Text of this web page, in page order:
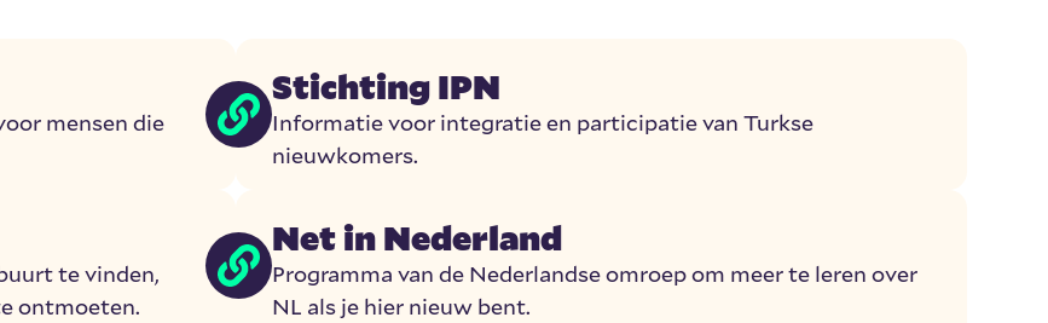
mensen die
te vinden,
ontmoeten.
Stichting IPN
Informatie voor integratie en participatie van Turkse
nieuwkomers.
Net in Nederland
Programma van de Nederlandse omroep om meer te leren over
NL als je hier nieuw bent.